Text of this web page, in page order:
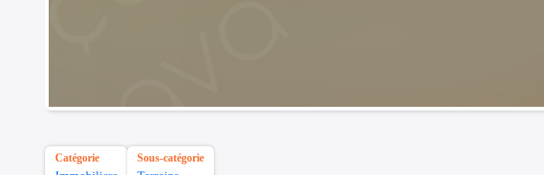
Catégorie Sous-catégorie